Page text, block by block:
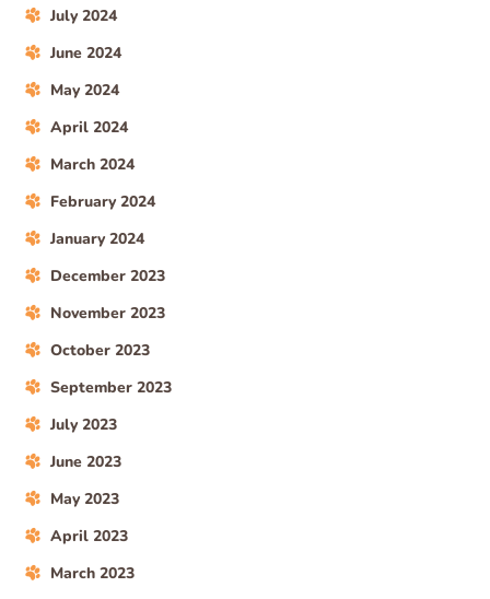
July 2024
June 2024
May 2024
April 2024
March 2024
February 2024
January 2024
December 2023
November 2023
October 2023
September 2023
July 2023
June 2023
May 2023
April 2023
March 2023